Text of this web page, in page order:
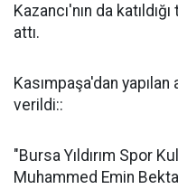
Kazancı'nın da
attı.
Kasımpaşa'dan
verildi::
"Bursa Yıldırım Spor
Muhammed Emin